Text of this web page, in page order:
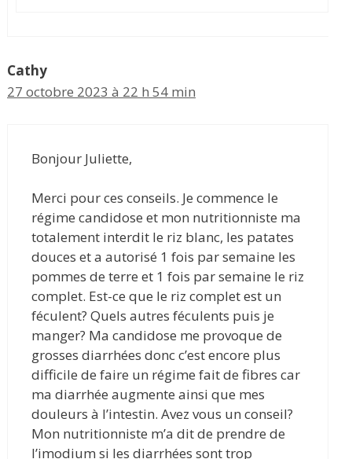
Cathy
27 octobre 2023 à 22 h 54 min
Bonjour Juliette,
Merci pour ces conseils. Je commence le
régime candidose et mon nutritionniste ma
totalement interdit le riz blanc, les patates
douces et a autorisé 1 fois par semaine les
pommes de terre et 1 fois par semaine le riz
complet. Est-ce que le riz complet est un
féculent? Quels autres féculents puis je
manger? Ma candidose me provoque de
grosses diarrhées donc c’est encore plus
difficile de faire un régime fait de fibres car
ma diarrhée augmente ainsi que mes
douleurs à l’intestin. Avez vous un conseil?
Mon nutritionniste m’a dit de prendre de
l’imodium si les diarrhées sont trop